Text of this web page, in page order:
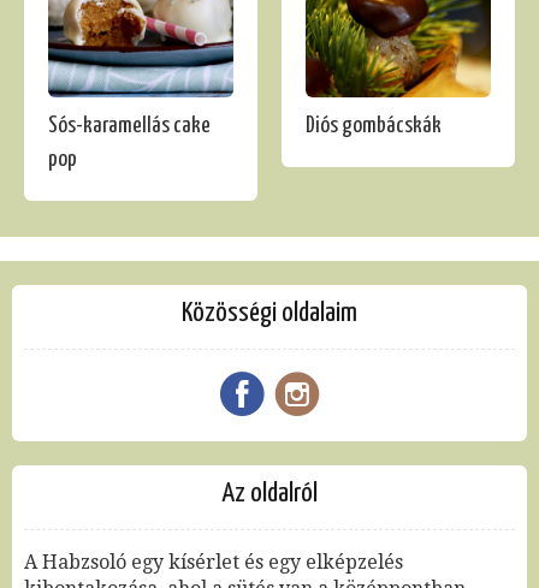
Sós-karamellás cake
pop
Diós gombácskák
Közösségi oldalaim
Az oldalról
A Habzsoló egy kísérlet és egy elképzelés